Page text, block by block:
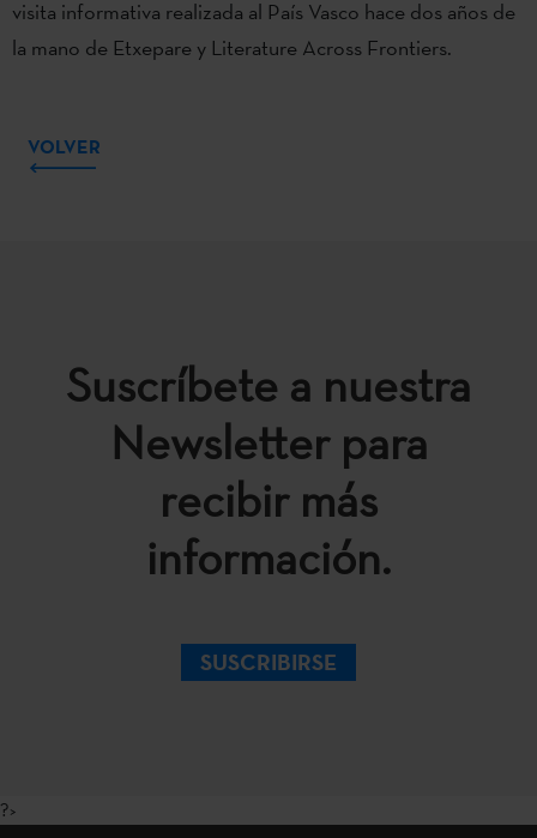
visita informativa realizada al País Vasco hace dos años de
la mano de Etxepare y Literature Across Frontiers.
VOLVER
Suscríbete a nuestra
Newsletter para
recibir más
información.
SUSCRIBIRSE
?>